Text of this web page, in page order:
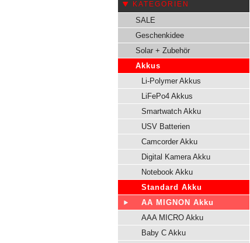
KATEGORIEN
SALE
Geschenkidee
Solar + Zubehör
Akkus
Li-Polymer Akkus
LiFePo4 Akkus
Smartwatch Akku
USV Batterien
Camcorder Akku
Digital Kamera Akku
Notebook Akku
Standard Akku
AA MIGNON Akku
AAA MICRO Akku
Baby C Akku